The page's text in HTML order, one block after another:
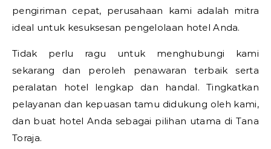
pengiriman cepat, perusahaan kami adalah mitra
ideal untuk kesuksesan pengelolaan hotel Anda.
Tidak perlu ragu untuk menghubungi kami
sekarang dan peroleh penawaran terbaik serta
peralatan hotel lengkap dan handal. Tingkatkan
pelayanan dan kepuasan tamu didukung oleh kami,
dan buat hotel Anda sebagai pilihan utama di Tana
Toraja.